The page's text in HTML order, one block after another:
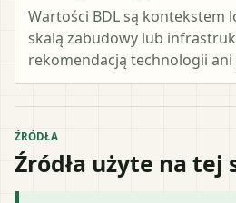
Wartości BDL są kontekstem
skalą zabudowy lub
rekomendacją technologii
ŹRÓDŁA
Źródła użyte na tej